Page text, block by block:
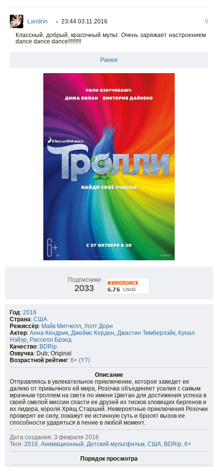
Landrin ○ 23:44 03.11.2016
0
Классный, добрый, красочный мульт. Очень заряжает настроением
dance dance dance!!!!!!!!!
Ранее
Подписчики
2033
Год: 2016
Страна: США
Режиссёр: Майк Митчелл, Уолт Дорн
Актер: Анна Кендрик, Джеймс Корден, Джастин Тимберлэйк, Кунал
Нэйэр, Расселл Брэнд
Качество: BDRip
Озвучка: Dub; Original
Возрастной рейтинг: 6+ (Y7)
Описание
Отправляясь в увлекательное приключение, которое заведет ее
далеко от привычного ей мира, Розочка объединяет усилия с самым
мрачным троллем на свете по имени Цветан для достижения успеха в
своей смелой миссии спасти ее друзей из тисков зловещих бергенов и
их лидера, короля Хрящ Старший. Невероятные приключения Розочки
проверят ее силу, покажут ее истинную суть и бросят вызов ее
способности ударяться в пение в любой момент.
Дата создания: 3 февраля 2016
Теги: 2016, Анимационный, Детский мультфильм, США, BDRip, 6+
Порядок просмотра